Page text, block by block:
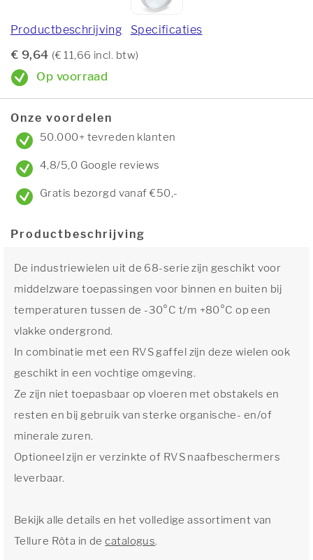
Productbeschrijving Specificaties
€ 9,64 (€ 11,66 incl. btw)
Op voorraad
Onze voordelen
50.000+ tevreden klanten
4,8/5,0 Google reviews
Gratis bezorgd vanaf €50,-
Productbeschrijving
De industriewielen uit de 68-serie zijn geschikt voor
middelzware toepassingen voor binnen en buiten bij
temperaturen tussen de -30°C t/m +80°C op een
vlakke ondergrond.
In combinatie met een RVS gaffel zijn deze wielen ook
geschikt in een vochtige omgeving.
Ze zijn niet toepasbaar op vloeren met obstakels en
resten en bij gebruik van sterke organische- en/of
minerale zuren.
Optioneel zijn er verzinkte of RVS naafbeschermers
leverbaar.
Bekijk alle details en het volledige assortiment van
Tellure Rôta in decatalogus.